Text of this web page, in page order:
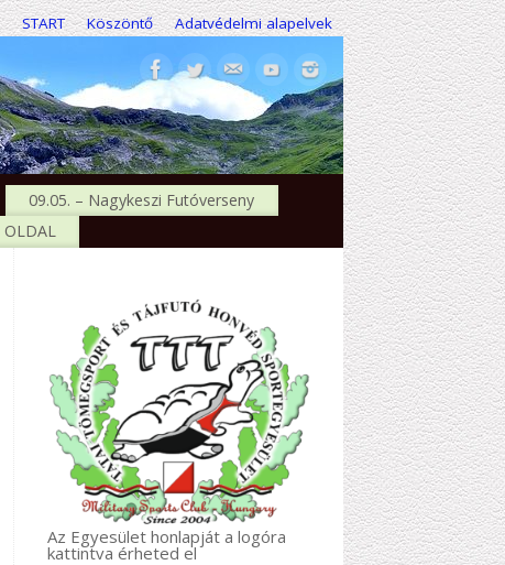
START Köszöntő Adatvédelmi alapelvek
09.05. – Nagykeszi Futóverseny
OLDAL
Az Egyesület honlapját a logóra
kattintva érheted el